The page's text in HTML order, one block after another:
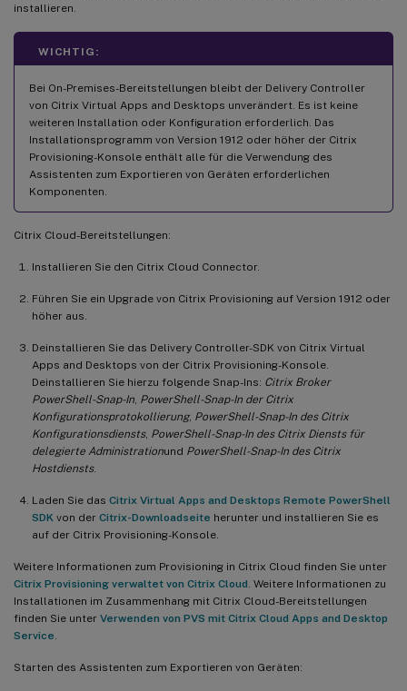
installieren.
WICHTIG:
Bei On-Premises-Bereitstellungen bleibt der Delivery Controller
von Citrix Virtual Apps and Desktops unverändert. Es ist keine
weiteren Installation oder Konfiguration erforderlich. Das
Installationsprogramm von Version 1912 oder höher der Citrix
Provisioning-Konsole enthält alle für die Verwendung des
Assistenten zum Exportieren von Geräten erforderlichen
Komponenten.
Citrix Cloud-Bereitstellungen:
Installieren Sie den Citrix Cloud Connector.
Führen Sie ein Upgrade von Citrix Provisioning auf Version 1912 oder
höher aus.
Deinstallieren Sie das Delivery Controller-SDK von Citrix Virtual
Apps and Desktops von der Citrix Provisioning-Konsole.
Deinstallieren Sie hierzu folgende Snap-Ins: Citrix Broker
PowerShell-Snap-In PowerShell-Snap-In der Citrix
Konfigurationsprotokollierung, PowerShell-Snap-In des Citrix
Konfigurationsdiensts, PowerShell-Snap-In des Citrix Diensts für
delegierte Administrationund PowerShell-Snap-In des Citrix
Hostdiensts.
Laden Sie das Citrix Virtual Apps and Desktops Remote PowerShell
SDK von der Citrix-Downloadseite herunter und installieren Sie es
auf der Citrix Provisioning-Konsole.
Weitere Informationen zum Provisioning in Citrix Cloud finden Sie unter
Citrix Provisioning verwaltet von Citrix Cloud . Weitere Informationen zu
Installationen im Zusammenhang mit Citrix Cloud-Bereitstellungen
finden Sie unter Verwenden von PVS mit Citrix Cloud Apps and Desktop
Service
Starten des Assistenten zum Exportieren von Geräten: